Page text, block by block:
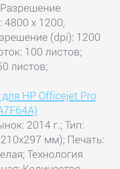
4800 x 1200;
(dpi): 1200
100 листов;
листов;
HP Officejet Pro
2014 г.; Тип:
мм); Печать:
Технология